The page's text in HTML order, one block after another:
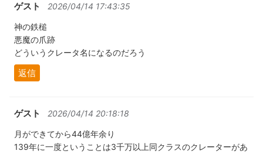
ゲスト 2026/04/14 17:43:35
神の鉄槌
悪魔の爪跡
どういうクレータ名になるのだろう
返信
ゲスト 2026/04/14 20:18:18
月ができてから44億年余り
139年に一度ということは3千万以上同クラスのクレーターがあ